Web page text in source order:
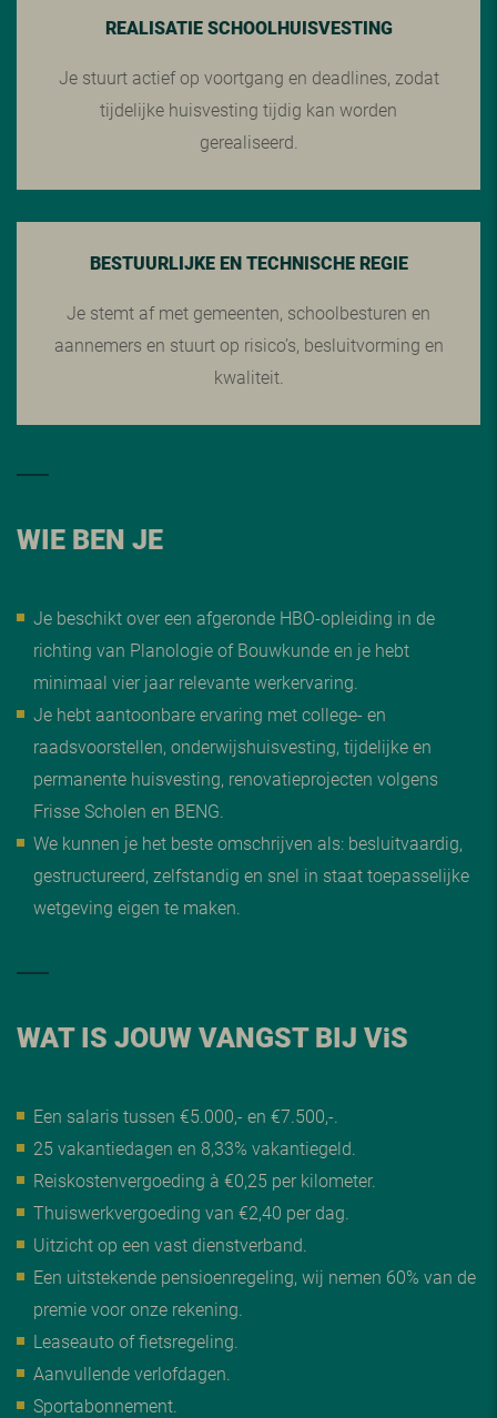
REALISATIE SCHOOLHUISVESTING
Je stuurt actief op voortgang en deadlines, zodat
tijdelijke huisvesting tijdig kan worden
gerealiseerd.
BESTUURLIJKE EN TECHNISCHE REGIE
Je stemt af met gemeenten, schoolbesturen en
aannemers en stuurt op risico’s, besluitvorming en
kwaliteit.
WIE BEN JE
Je beschikt over een afgeronde HBO-opleiding in de
richting van Planologie of Bouwkunde en je hebt
minimaal vier jaar relevante werkervaring.
Je hebt aantoonbare ervaring met college- en
raadsvoorstellen, onderwijshuisvesting, tijdelijke en
permanente huisvesting, renovatieprojecten volgens
Frisse Scholen en BENG.
We kunnen je het beste omschrijven als: besluitvaardig,
gestructureerd, zelfstandig en snel in staat toepasselijke
wetgeving eigen te maken.
WAT IS JOUW VANGST BIJ ViS
Een salaris tussen €5.000,- en €7.500,-.
25 vakantiedagen en 8,33% vakantiegeld.
Reiskostenvergoeding à €0,25 per kilometer.
Thuiswerkvergoeding van €2,40 per dag.
Uitzicht op een vast dienstverband.
Een uitstekende pensioenregeling, wij nemen 60% van de
premie voor onze rekening.
Leaseauto of fietsregeling.
Aanvullende verlofdagen.
Sportabonnement.